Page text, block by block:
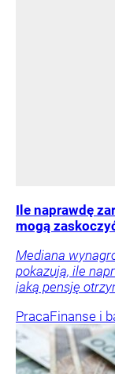
Ile naprawdę
mogą
Mediana
pokazują, ile
jaką pensję
PracaFinanse i